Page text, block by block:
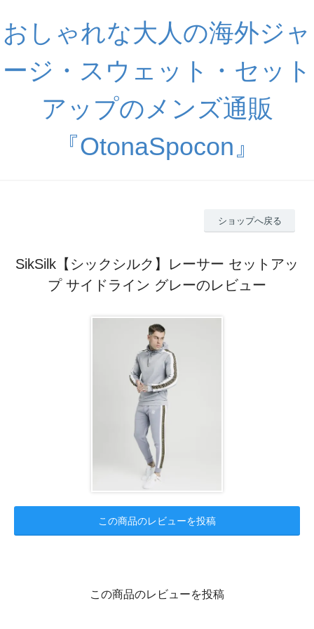
おしゃれな大人の海外ジャ
ージ・スウェット・セット
アップのメンズ通販
『OtonaSpocon』
ショップへ戻る
SikSilk【シックシルク】レーサー セットアッ
プ サイドライン グレーのレビュー
この商品のレビューを投稿
この商品のレビューを投稿